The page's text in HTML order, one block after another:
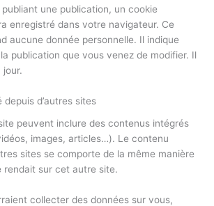
une publication, un cookie
enregistré dans votre navigateur. Ce
aucune donnée personnelle. Il indique
la publication que vous venez de modifier. Il
jour.
d’autres sites
peuvent inclure des contenus intégrés
images, articles…). Le contenu
sites se comporte de la même manière
rendait sur cet autre site.
collecter des données sur vous,